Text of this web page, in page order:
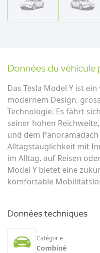
Données du véhicule
Das Tesla Model Y ist
modernem Design,
Technologie. Es fährt
seiner hohen
und dem
Alltagstauglichkeit mit
im Alltag, auf Reisen
Model Y bietet eine
komfortable
Données techniques
Catégorie
Combiné